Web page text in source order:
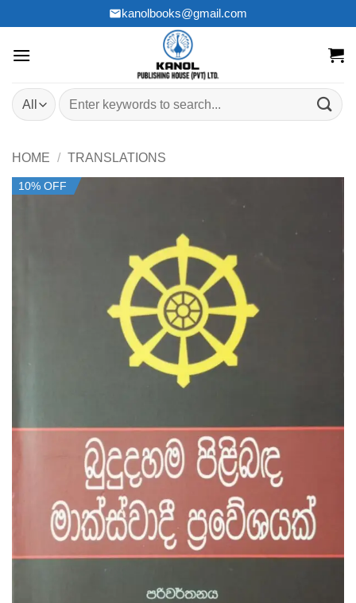
to
content
kanolbooks@gmail.com
Search
for:
HOME / TRANSLATIONS
10% OFF